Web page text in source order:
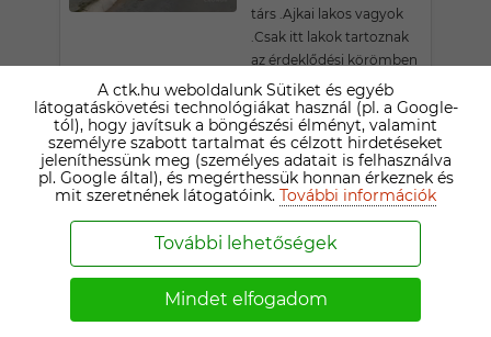
társ .Ajkai lakos vagyok
.Csak itt lakok tartoznak
az érdeklődési körömben
.Mert egy igazi barátság
.Legtöbb esetben többet
ér mint egy házaság
.Hiszek a szerelem első
látásra történetben .
PITYESZ
74 ÉVES KOMLÓI TÁRSKERESŐ
Keresem,mint a falat
kenyeret. Nem otthon
A ctk.hu weboldalunk Sütiket és egyéb
látogatáskövetési technológiákat használ (pl. a Google-
tól), hogy javítsuk a böngészési élményt, valamint
személyre szabott tartalmat és célzott hirdetéseket
jeleníthessünk meg (személyes adatait is felhasználva
pl. Google által), és megérthessük honnan érkeznek és
mit szeretnének látogatóink. További információk
További lehetőségek
Mindet elfogadom